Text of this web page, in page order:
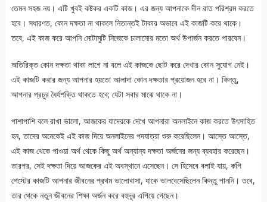
তেমন সহজ নয়। এটি খুবই কষ্টকর একটি কাজ। এর জন্য আপনাকে দীন রাত পরিশ্রম করতে
হবে। সধারণত, কোন দক্ষতা না থাকলে নিতান্তই টাকার অভাবে এই কাজটি করে থাকে।
তবে, এই কাজ করে আপনি মোটামুটি নিজেকে চালানোর মতো অর্থ উপার্জন করতে পারবেন।
অতিরিক্ত কোন দক্ষতা থাকা লাগে না বলে এই কাজকে ছোট করে দেখার কোন সুযোগ নেই।
এই কাজটি করার জন্য আপনার হয়তো আলাদা কোন দক্ষতার প্রয়োজন হবে না। কিন্তু,
আপনার প্রচুর ধৈর্যশক্তি থাকতে হবে; যেটা সবার মাঝে থাকে না।
পাশাপাশি বলে রাখা ভালো, আজকের যাদেরকে দেখে আপনারা অনলাইনে কাজ করতে উৎসাহিত
হন, তাদের অনেকেই এই কাজ দিয়ে অনলাইনের পদযাত্রা শুরু করেছিলেন। আস্তে আস্তে,
এই কাজ থেকে পাওয়া অর্থ থেকে কিছু অর্থ অন্যান্য দক্ষতা অর্জনের জন্য ব্যবহার করেছেন।
তারপর, সেই দক্ষতা দিয়ে আজকের এই অবস্থানে এসেছেন। সে হিসেবে বলাই যায়, কপি
পেস্টের কাজটি আপনার জীবনের প্রথম ভালোবাসা, যাকে ভালবেসেছিলেন কিন্তু পাননি। তবে,
তার থেকে নতুন জীবনের শিক্ষা অর্জন করে বহুদূর এগিয়ে গেছেন।